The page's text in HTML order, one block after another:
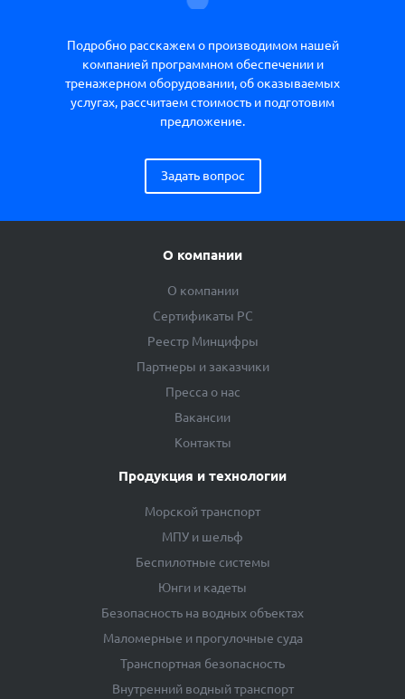
Подробно расскажем о производимом нашей
компанией программном обеспечении и
тренажерном оборудовании, об оказываемых
услугах, рассчитаем стоимость и подготовим
предложение.
Задать вопрос
О компании
О компании
Сертификаты РС
Реестр Минцифры
Партнеры и заказчики
Пресса о нас
Вакансии
Контакты
Продукция и технологии
Морской транспорт
МПУ и шельф
Беспилотные системы
Юнги и кадеты
Безопасность на водных объектах
Маломерные и прогулочные суда
Транспортная безопасность
Внутренний водный транспорт